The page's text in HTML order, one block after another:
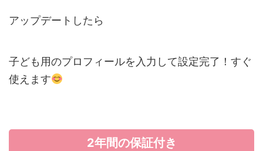
アップデートしたら
子ども用のプロフィールを入力して設定完了！すぐ
使えます
2年間の保証付き